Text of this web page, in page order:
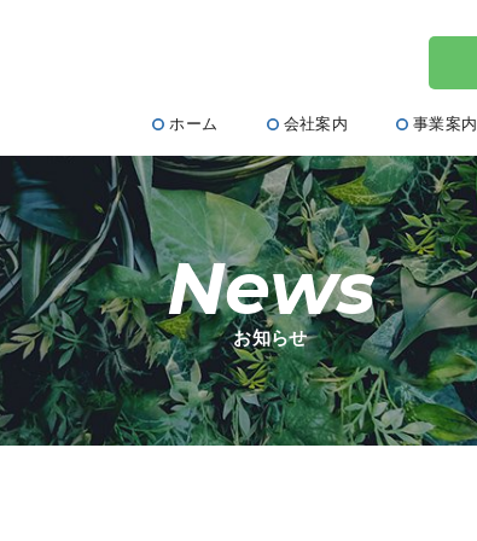
ホーム 会社案内 事業案内
News
お知らせ